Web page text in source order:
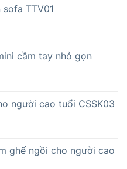
TTV01
cầm tay nhỏ gọn
người cao tuổi CSSK03
ghế ngồi cho người cao